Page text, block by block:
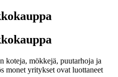
koteja, mökkejä, puutarhoja ja
monet yritykset ovat luottaneet